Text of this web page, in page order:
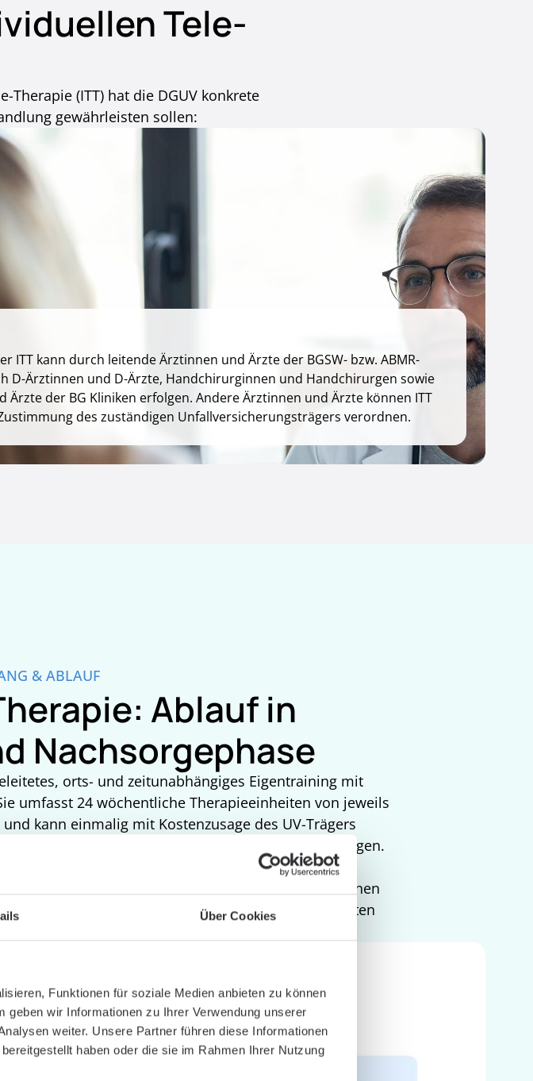
Über Cookies
Funktionen für soziale Medien anbieten zu können
wir Informationen zu Ihrer Verwendung unserer
weiter. Unsere Partner führen diese Informationen
haben oder die sie im Rahmen Ihrer Nutzung
Tele-
(ITT) hat die DGUV konkrete
gewährleisten sollen:
ITT kann durch leitende Ärztinnen und Ärzte der BGSW- bzw. ABMR-
D-Ärztinnen und D-Ärzte, Handchirurginnen und Handchirurgen sowie
Ärzte der BG Kliniken erfolgen. Andere Ärztinnen und Ärzte können ITT
des zuständigen Unfallversicherungsträgers verordnen.
& ABLAUF
Ablauf in
Nachsorgephase
orts- und zeitunabhängiges Eigentraining mit
umfasst 24 wöchentliche Therapieeinheiten von jeweils
kann einmalig mit Kostenzusage des UV-Trägers
innerhalb von vier Wochen nach Verordnung erfolgen.
die kontinuierliche Betreuung der Patientinnen
oder in Kooperation mit DRV-zertifizierten